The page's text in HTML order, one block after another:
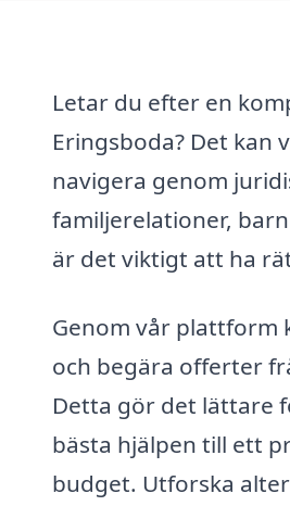
Letar du efter en
Eringsboda? Det kan
navigera genom
familjerelationer,
är det viktigt att ha
Genom vår plattform
och begära offerter
Detta gör det lättare
bästa hjälpen till ett
budget. Utforska